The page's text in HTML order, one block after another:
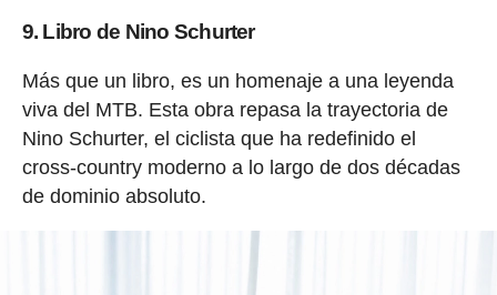
9. Libro de Nino Schurter
Más que un libro, es un homenaje a una leyenda
viva del MTB. Esta obra repasa la trayectoria de
Nino Schurter, el ciclista que ha redefinido el
cross-country moderno a lo largo de dos décadas
de dominio absoluto.